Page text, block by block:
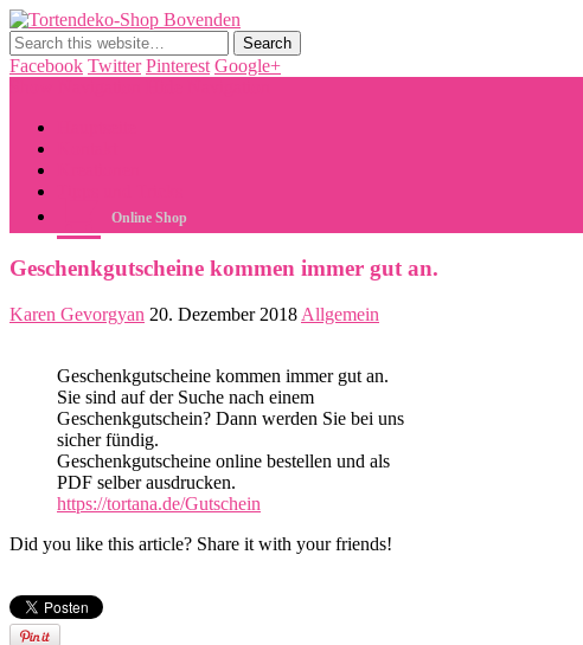
Tortendekorationen, Cake Pops, Macarons, Back-Workshops
Facebook Twitter Pinterest Google+
Online Shop
Geschenkgutscheine kommen immer gut an.
Karen Gevorgyan 20. Dezember 2018 Allgemein
Geschenkgutscheine kommen immer gut an.
Sie sind auf der Suche nach einem
Geschenkgutschein? Dann werden Sie bei uns
sicher fündig.
Geschenkgutscheine online bestellen und als
PDF selber ausdrucken.
https://tortana.de/Gutschein
Did you like this article? Share it with your friends!